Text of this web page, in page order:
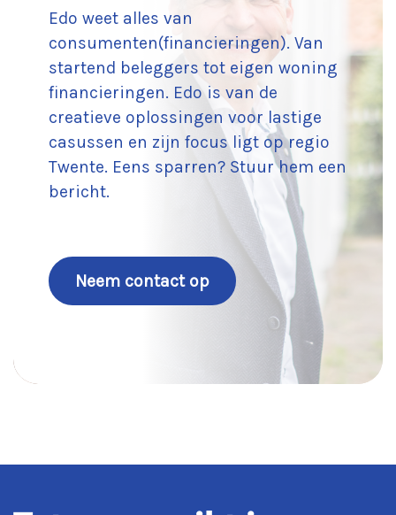
Edo weet alles van
consumenten(financieringen). Van
startend beleggers tot eigen woning
financieringen. Edo is van de
creatieve oplossingen voor lastige
casussen en zijn focus ligt op regio
Twente. Eens sparren? Stuur hem een
bericht.
Neem contact op